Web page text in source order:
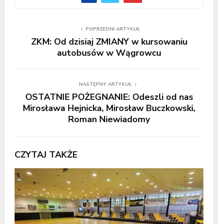
POPRZEDNI ARTYKUŁ
ZKM: Od dzisiaj ZMIANY w kursowaniu
autobusów w Wągrowcu
NASTĘPNY ARTYKUŁ
OSTATNIE POŻEGNANIE: Odeszli od nas
Mirosława Hejnicka, Mirosław Buczkowski,
Roman Niewiadomy
CZYTAJ TAKŻE